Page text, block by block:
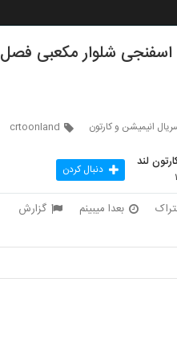
شلوار مکعبی فصل ۵ قسمت 11
انیمیشن و کارتون crtoonland
لند دنبال کردن
بعدا میبینم گزارش